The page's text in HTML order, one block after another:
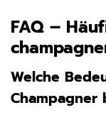
FAQ –
Welche
Champagner